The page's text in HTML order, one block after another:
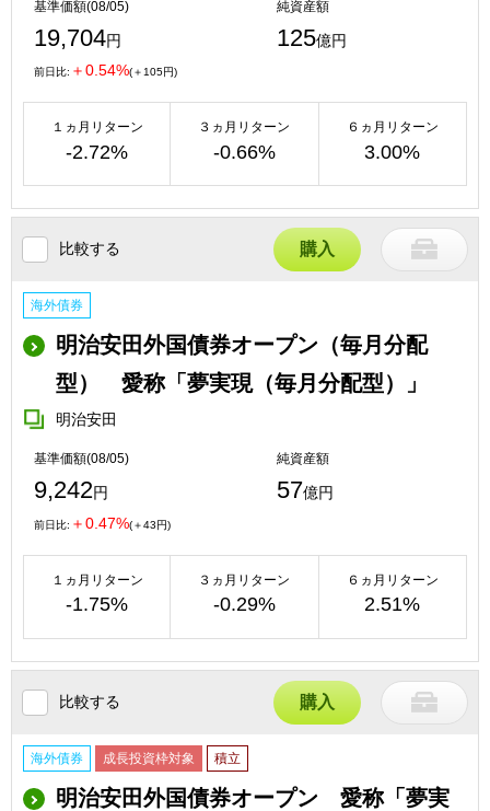
基準価額(08/05)
19,704円
純資産額
125億円
前日比: ＋0.54%(＋105円)
１ヵ月リターン
-2.72%
３ヵ月リターン
-0.66%
６ヵ月リターン
3.00%
比較する 購入
海外債券
明治安田外国債券オープン（毎月分配
型） 愛称「夢実現（毎月分配型）」
明治安田
基準価額(08/05)
9,242円
純資産額
57億円
前日比: ＋0.47%(＋43円)
１ヵ月リターン
-1.75%
３ヵ月リターン
-0.29%
６ヵ月リターン
2.51%
比較する 購入
海外債券 成長投資枠対象 積立
明治安田外国債券オープン 愛称「夢実